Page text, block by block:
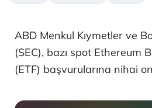
ABD Menkul Kıymetler ve
(SEC), bazı spot Ethereum
(ETF) başvurularına nihai